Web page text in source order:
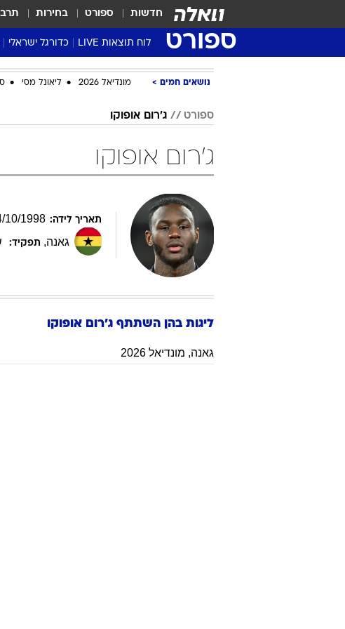
חדשות ספורט בחירות
ספורט לוח תוצאות LIVE כדורגל ישראלי
ליגת העל Winner
נבחרות ישראל
ליגה א'
נושאים חמים מונדיאל 2026 ליאונל מסי
ספורט ג'רום אופוקו
ג'רום אופוקו
תאריך לידה: /10/1998
גאנה, תפקיד:
ליגות בהן השתתף ג'רום אופוקו
גאנה, מונדיאל 2026